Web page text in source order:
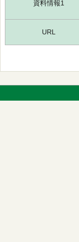
資料情報1
URL